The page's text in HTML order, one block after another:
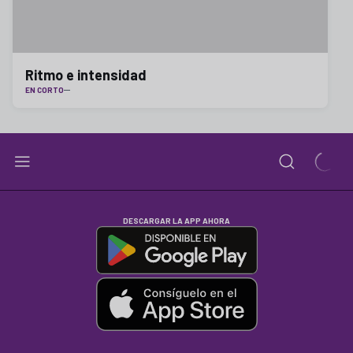
Ritmo e intensidad
EN CORTO
DESCARGAR LA APP AHORA